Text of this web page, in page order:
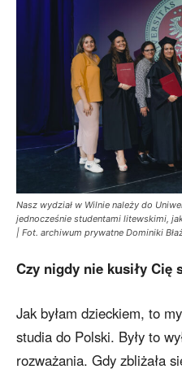
Nasz wydział w Wilnie należy do
jednocześnie studentami litewskimi,
| Fot. archiwum prywatne Dominiki
Czy nigdy nie kusiły Cię
Jak byłam dzieckiem, to
studia do Polski. Były to
rozważania. Gdy zbliżała